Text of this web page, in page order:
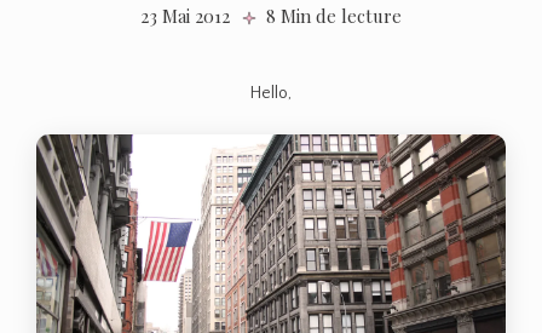
23 Mai 2012 8 Min de lecture
Hello,